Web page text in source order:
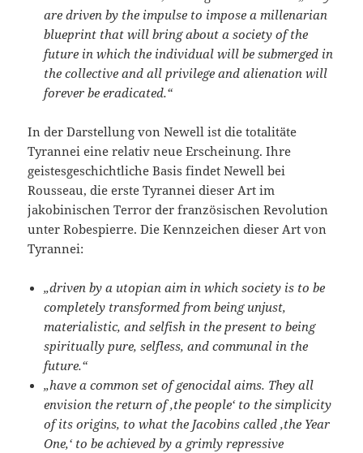
are driven by the impulse to impose a millenarian
blueprint that will bring about a society of the
future in which the individual will be submerged in
the collective and all privilege and alienation will
forever be eradicated.“
In der Darstellung von Newell ist die totalitäte
Tyrannei eine relativ neue Erscheinung. Ihre
geistesgeschichtliche Basis findet Newell bei
Rousseau, die erste Tyrannei dieser Art im
jakobinischen Terror der französischen Revolution
unter Robespierre. Die Kennzeichen dieser Art von
Tyrannei:
„driven by a utopian aim in which society is to be
completely transformed from being unjust,
materialistic, and selfish in the present to being
spiritually pure, selfless, and communal in the
future.“
„have a common set of genocidal aims. They all
envision the return of ‚the people‘ to the simplicity
of its origins, to what the Jacobins called ‚the Year
One,‘ to be achieved by a grimly repressive